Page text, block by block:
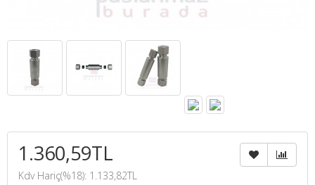
1.360,59TL
Kdv Hariç(%18): 1.133,82TL